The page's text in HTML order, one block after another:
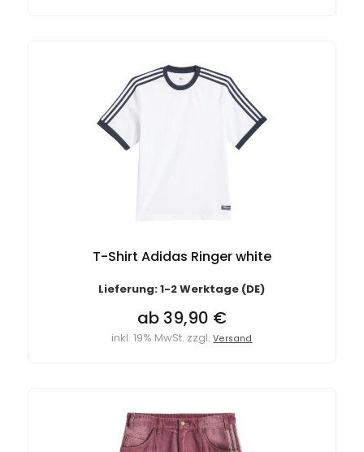
T-Shirt Adidas Ringer white
Lieferung: 1-2 Werktage (DE)
ab 39,90 €
inkl. 19% MwSt. zzgl.Versand